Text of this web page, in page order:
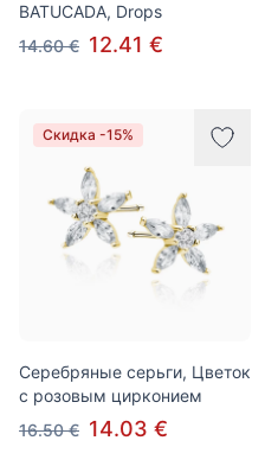
BATUCADA, Drops
14.60 € 12.41 €
Скидка -15%
Серебряные серьги, Цветок
с розовым цирконием
16.50 € 14.03 €